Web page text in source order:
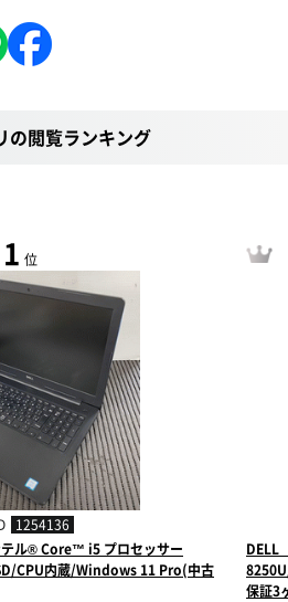
の閲覧ランキング
1 位
1254136
ル® Core™ i5 プロセッサー
CPU内蔵/Windows 11 Pro(中古
DELL
保証3